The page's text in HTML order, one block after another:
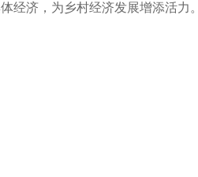
经济，为乡村经济发展增添活力。